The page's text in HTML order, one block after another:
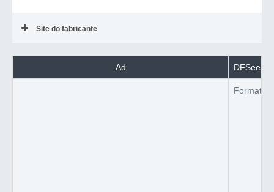
Site do fabricante
Ad DFSee
Formato